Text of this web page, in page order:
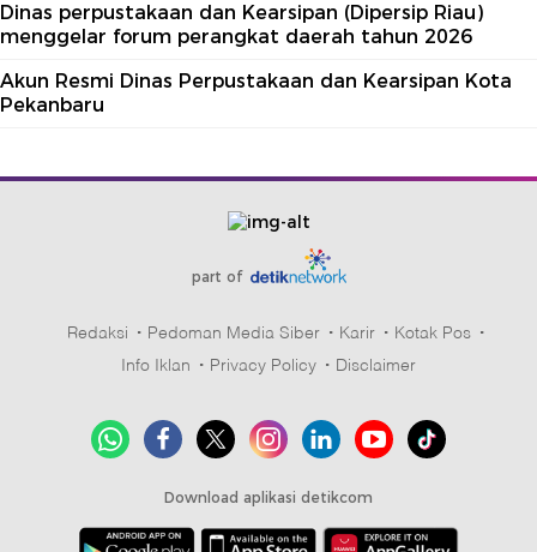
Dinas perpustakaan dan Kearsipan (Dipersip Riau)
menggelar forum perangkat daerah tahun 2026
Akun Resmi Dinas Perpustakaan dan Kearsipan Kota
Pekanbaru
part of
Redaksi Pedoman Media Siber Karir
Kotak Pos
Info Iklan
Privacy Policy Disclaimer
Download aplikasi detikcom